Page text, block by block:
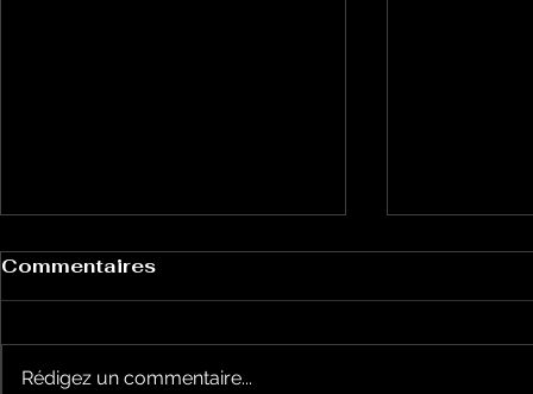
Commentaires
Rédigez un commentaire...